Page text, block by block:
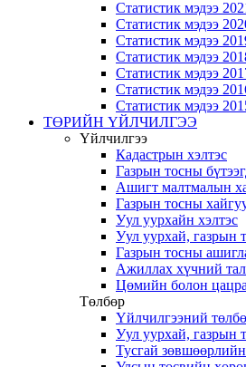
Статистик мэдээ
Статистик мэдээ
Статистик мэдээ
Статистик мэдээ
Статистик мэдээ
Статистик мэдээ
Статистик мэдээ
ТӨРИЙН ҮЙЛЧИЛГЭЭ
Үйлчилгээ
Кадастрын хэлтэс
Газрын тосны
Ашигт малтмалын
Газрын тосны
Уул уурхайн хэлтэс
Уул уурхай, газрын
Газрын тосны
Ажиллах хүчний
Цөмийн болон
Төлбөр
Үйлчилгээний
Уул уурхай, газрын
Тусгай